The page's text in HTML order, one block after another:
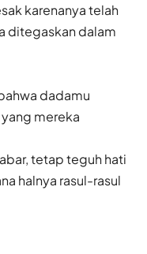
karenanya telah
ditegaskan dalam
dadamu
mereka
tetap teguh hati
halnya rasul-rasul